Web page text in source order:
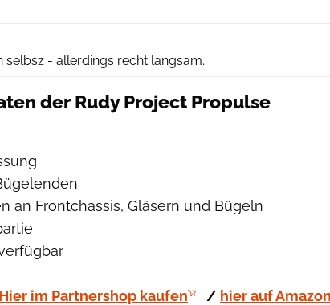
selbsz - allerdings recht langsam.
der Rudy Project Propulse
an Frontchassis, Gläsern und Bügeln
Hier im Partnershop kaufen / hier auf